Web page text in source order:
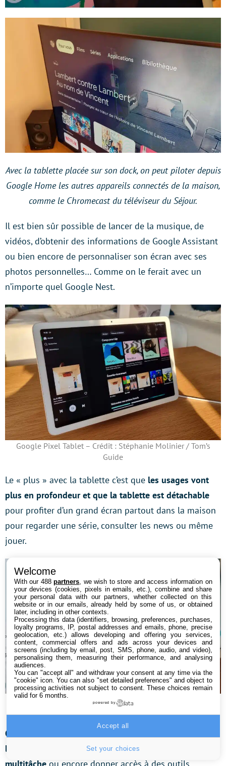
Avec la tablette placée sur son dock, on peut piloter depuis
Google Home les autres appareils connectés de la maison,
comme le Chromecast du téléviseur du Séjour.
Il est bien sûr possible de lancer de la musique, de
vidéos, d’obtenir des informations de Google Assistant
ou bien encore de personnaliser son écran avec ses
photos personnelles… Comme on le ferait avec un
n’importe quel Google Nest.
Google Pixel Tablet – Crédit : Stéphanie Molinier / Tom’s
Guide
Le « plus » avec la tablette c’est que les usages vont
plus en profondeur et que la tablette est détachable
pour profiter d’un grand écran partout dans la maison
pour regarder une série, consulter les news ou même
jouer.
Google Pixel Tablet – Crédit : Stéphanie Molinier / Tom’s
Google a également poussé le curseur de l’IA bien plus
loin pour rendre l’ensemble fluide y compris en
Welcome
With our 488partners , we wish to store and access information on
your devices (cookies, pixels in emails, etc.), combine and share
your personal data with our partners, whether collected on this
website or in our emails, already held by some of us, or obtained
later, including in other contexts.
Processing this data (identifiers, browsing, preferences, purchases,
loyalty programs, IP, postal addresses and emails, phone, precise
geolocation, etc.) allows developing and offering you services,
content, commercial offers and ads across your devices and
screens (including by email, post, SMS, phone, audio, and video),
personalising them, measuring their performance, and analysing
audiences.
You can "accept all" and withdraw your consent at any time via the
"cookie" icon. You can also "set detailed preferences" and object to
processing activities not subject to consent. These choices remain
valid for 6 months.
powered by
Set your choices
Accept all